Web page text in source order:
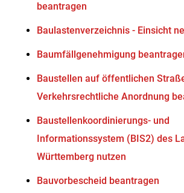
beantragen
Baulastenverzeichnis - Einsicht
Baumfällgenehmigung
Baustellen auf öffentlichen
Verkehrsrechtliche Anordnung
Baustellenkoordinierungs- und
Informationssystem (BIS2) des
Württemberg nutzen
Bauvorbescheid beantragen